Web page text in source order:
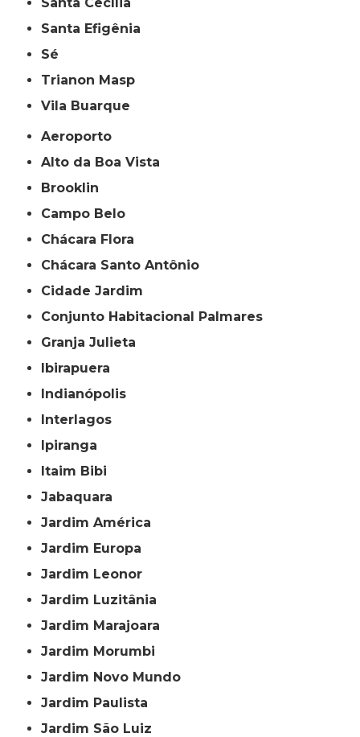
Santa Efigênia
Sé
Trianon Masp
Vila Buarque
Aeroporto
Alto da Boa Vista
Brooklin
Campo Belo
Chácara Flora
Chácara Santo Antônio
Cidade Jardim
Conjunto Habitacional Palmares
Granja Julieta
Ibirapuera
Indianópolis
Interlagos
Ipiranga
Itaim Bibi
Jabaquara
Jardim América
Jardim Europa
Jardim Leonor
Jardim Luzitânia
Jardim Marajoara
Jardim Morumbi
Jardim Novo Mundo
Jardim Paulista
Jardim São Luiz